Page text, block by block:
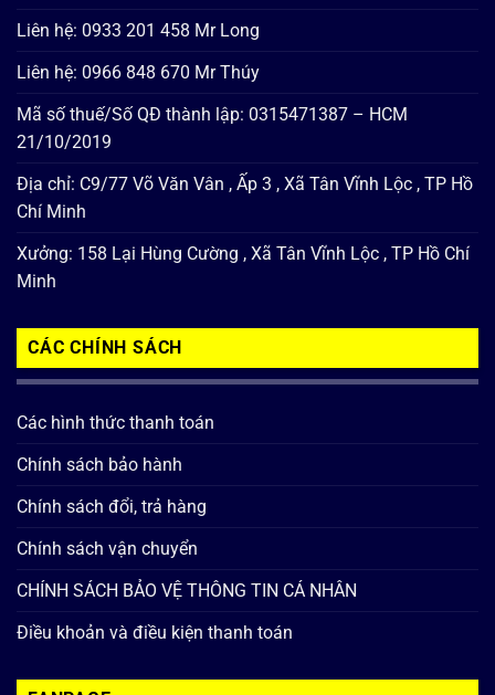
Liên hệ: 0933 201 458 Mr Long
Liên hệ: 0966 848 670 Mr Thúy
Mã số thuế/Số QĐ thành lập: 0315471387 – HCM
21/10/2019
Địa chỉ: C9/77 Võ Văn Vân , Ấp 3 , Xã Tân Vĩnh Lộc , TP Hồ
Chí Minh
Xưởng: 158 Lại Hùng Cường , Xã Tân Vĩnh Lộc , TP Hồ Chí
Minh
CÁC CHÍNH SÁCH
Các hình thức thanh toán
Chính sách bảo hành
Chính sách đổi, trả hàng
Chính sách vận chuyển
CHÍNH SÁCH BẢO VỆ THÔNG TIN CÁ NHÂN
Điều khoản và điều kiện thanh toán